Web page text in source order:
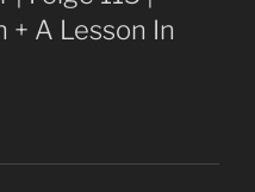
+ A Lesson In